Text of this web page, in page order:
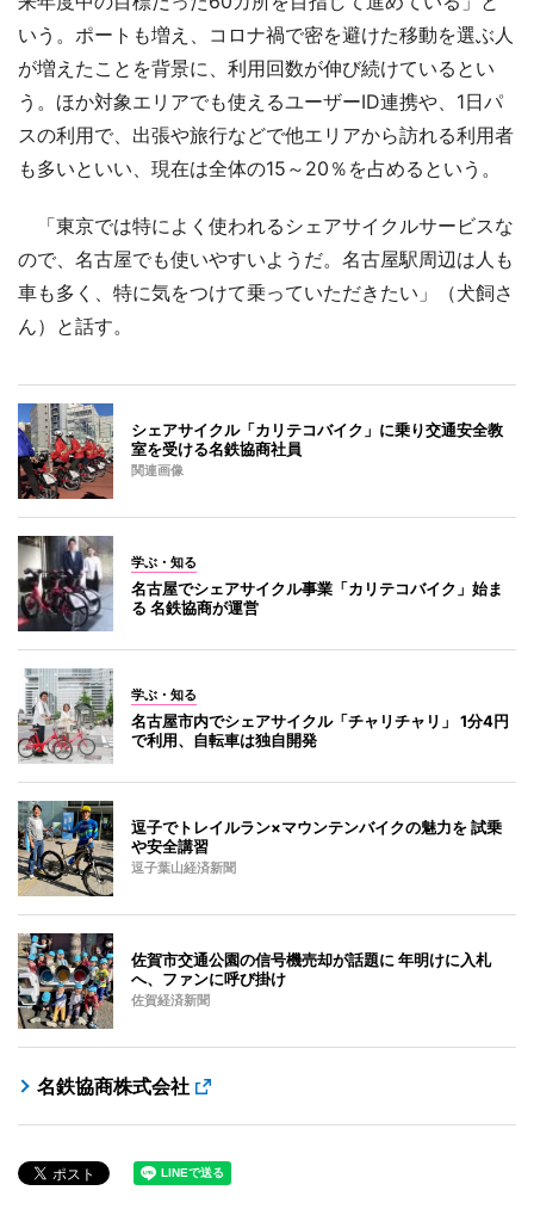
いう。ポートも増え、コロナ禍で密を避けた移動を選ぶ人
が増えたことを背景に、利用回数が伸び続けているとい
う。ほか対象エリアでも使えるユーザーID連携や、1日パ
スの利用で、出張や旅行などで他エリアから訪れる利用者
も多いといい、現在は全体の15～20％を占めるという。
「東京では特によく使われるシェアサイクルサービスな
ので、名古屋でも使いやすいようだ。名古屋駅周辺は人も
車も多く、特に気をつけて乗っていただきたい」（犬飼さ
ん）と話す。
シェアサイクル「カリテコバイク」に乗り交通安全教
室を受ける名鉄協商社員
関連画像
学ぶ・知る
名古屋でシェアサイクル事業「カリテコバイク」始ま
る 名鉄協商が運営
学ぶ・知る
名古屋市内でシェアサイクル「チャリチャリ」 1分4円
で利用、自転車は独自開発
逗子でトレイルラン×マウンテンバイクの魅力を 試乗
や安全講習
逗子葉山経済新聞
佐賀市交通公園の信号機売却が話題に 年明けに入札
へ、ファンに呼び掛け
佐賀経済新聞
名鉄協商株式会社